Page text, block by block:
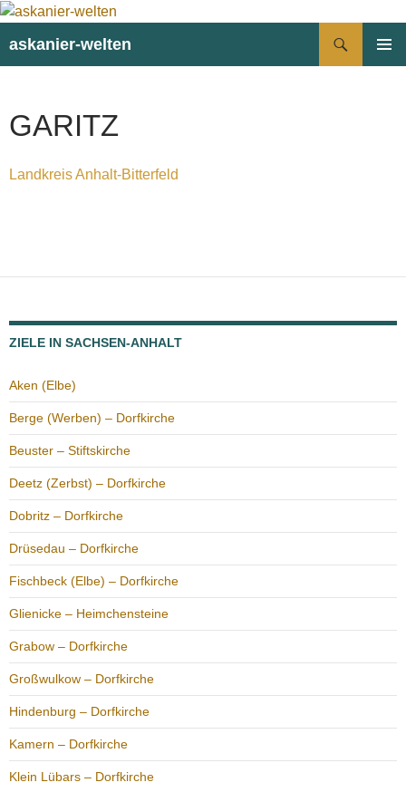
askanier-welten
GARITZ
Landkreis Anhalt-Bitterfeld
ZIELE IN SACHSEN-ANHALT
Aken (Elbe)
Berge (Werben) – Dorfkirche
Beuster – Stiftskirche
Deetz (Zerbst) – Dorfkirche
Dobritz – Dorfkirche
Drüsedau – Dorfkirche
Fischbeck (Elbe) – Dorfkirche
Glienicke – Heimchensteine
Grabow – Dorfkirche
Großwulkow – Dorfkirche
Hindenburg – Dorfkirche
Kamern – Dorfkirche
Klein Lübars – Dorfkirche